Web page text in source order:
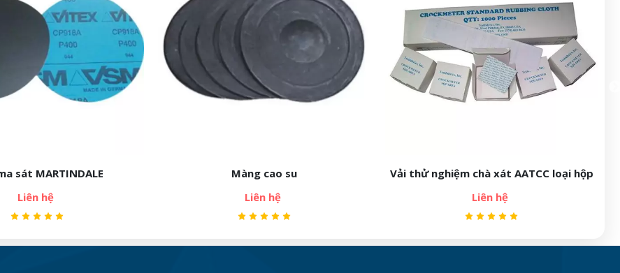
Màng cao su
Vải thử nghiệm chà xát AATCC loại hộp
Màng nhôm